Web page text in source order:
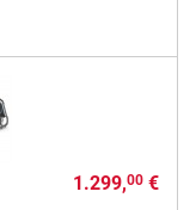
1.299,00€